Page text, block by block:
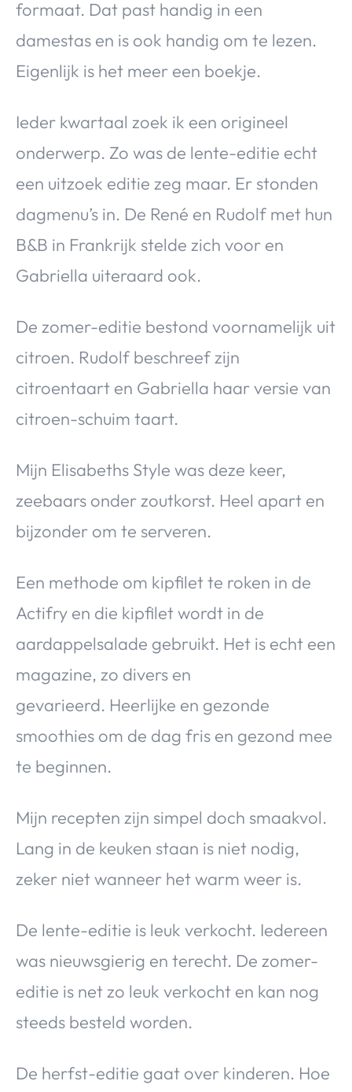
formaat. Dat past handig in een
damestas en is ook handig om te lezen.
Eigenlijk is het meer een boekje.
Ieder kwartaal zoek ik een origineel
onderwerp. Zo was de lente-editie echt
een uitzoek editie zeg maar. Er stonden
dagmenu’s in. De René en Rudolf met hun
B&B in Frankrijk stelde zich voor en
Gabriella uiteraard ook.
De zomer-editie bestond voornamelijk uit
citroen. Rudolf beschreef zijn
citroentaart en Gabriella haar versie van
citroen-schuim taart.
Mijn Elisabeths Style was deze keer,
zeebaars onder zoutkorst. Heel apart en
bijzonder om te serveren.
Een methode om kipfilet te roken in de
Actifry en die kipfilet wordt in de
aardappelsalade gebruikt. Het is echt een
magazine, zo divers en
gevarieerd. Heerlijke en gezonde
smoothies om de dag fris en gezond mee
te beginnen.
Mijn recepten zijn simpel doch smaakvol.
Lang in de keuken staan is niet nodig,
zeker niet wanneer het warm weer is.
De lente-editie is leuk verkocht. Iedereen
was nieuwsgierig en terecht. De zomer-
editie is net zo leuk verkocht en kan nog
steeds besteld worden.
De herfst-editie gaat over kinderen. Hoe